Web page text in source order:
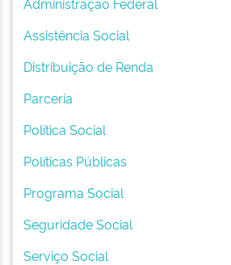
Assistência Social
Distribuição de Renda
Parceria
Política Social
Políticas Públicas
Programa Social
Seguridade Social
Serviço Social